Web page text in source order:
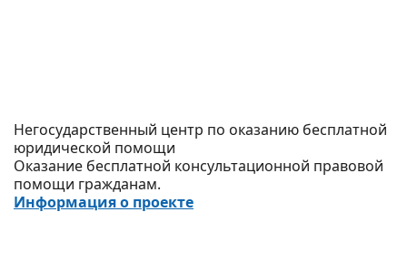
Негосударственный центр по оказанию бесплатной
юридической помощи
Оказание бесплатной консультационной правовой
помощи гражданам.
Информация о проекте